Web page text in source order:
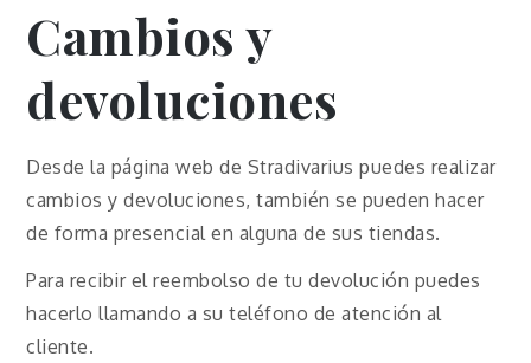
Cambios y
devoluciones
Desde la página web de Stradivarius puedes realizar
cambios y devoluciones, también se pueden hacer
de forma presencial en alguna de sus tiendas.
Para recibir el reembolso de tu devolución puedes
hacerlo llamando a su teléfono de atención al
cliente.